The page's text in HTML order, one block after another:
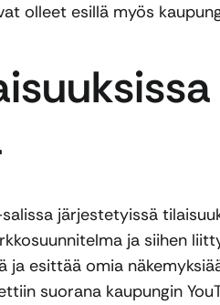
olleet esillä myös
järjestetyissä
ja siihen
ja esittää omia
suorana kaupungin